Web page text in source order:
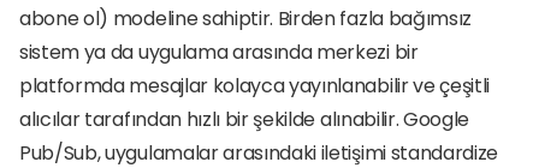
abone ol) modeline sahiptir. Birden fazla bağımsız
sistem ya da uygulama arasında merkezi bir
platformda mesajlar kolayca yayınlanabilir ve çeşitli
alıcılar tarafından hızlı bir şekilde alınabilir. Google
Pub/Sub, uygulamalar arasındaki iletişimi standardize